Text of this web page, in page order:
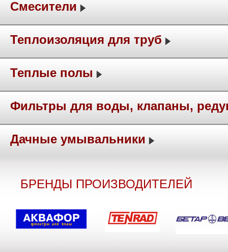
Смесители
Теплоизоляция для труб
Теплые полы
Фильтры для воды, клапаны,
Дачные умывальники
БРЕНДЫ ПРОИЗВОДИТЕЛЕЙ